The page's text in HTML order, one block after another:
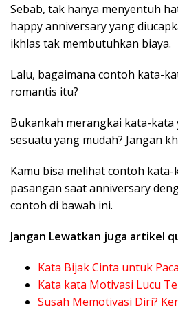
Sebab, tak hanya menyentuh
happy anniversary yang
ikhlas tak membutuhkan biaya.
Lalu, bagaimana contoh kata-
romantis itu?
Bukankah merangkai kata-kata
sesuatu yang mudah? Jangan
Kamu bisa melihat contoh
pasangan saat anniversary
contoh di bawah ini.
Jangan Lewatkan juga artikel
Kata Bijak Cinta untuk
Kata kata Motivasi Lucu
Susah Memotivasi Diri?